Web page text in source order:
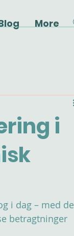
More
i
i dag – med de
betragtninger